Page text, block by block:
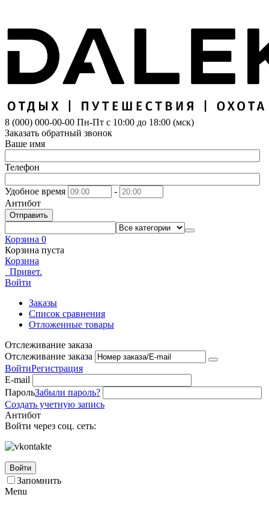
8 (000) 000-00-00 Пн-Пт с 10:00 до 18:00 (мск)
Заказать обратный звонок
Ваше имя
Телефон
Удобное время
-
Антибот
Отправить
Корзина 0
Корзина пуста
Корзина
Привет.
Войти
Заказы
Список сравнения
Отложенные товары
Отслеживание заказа
Отслеживание заказа
ВойтиРегистрация
E-mail
ПарольЗабыли пароль?
Создать учетную запись
Антибот
Войти через соц. сеть:
Войти
Запомнить
Menu